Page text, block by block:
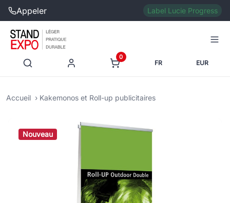
Appeler Label Lucie Progress
0
FR EUR
Accueil Kakemonos et Roll-up publicitaires
Nouveau